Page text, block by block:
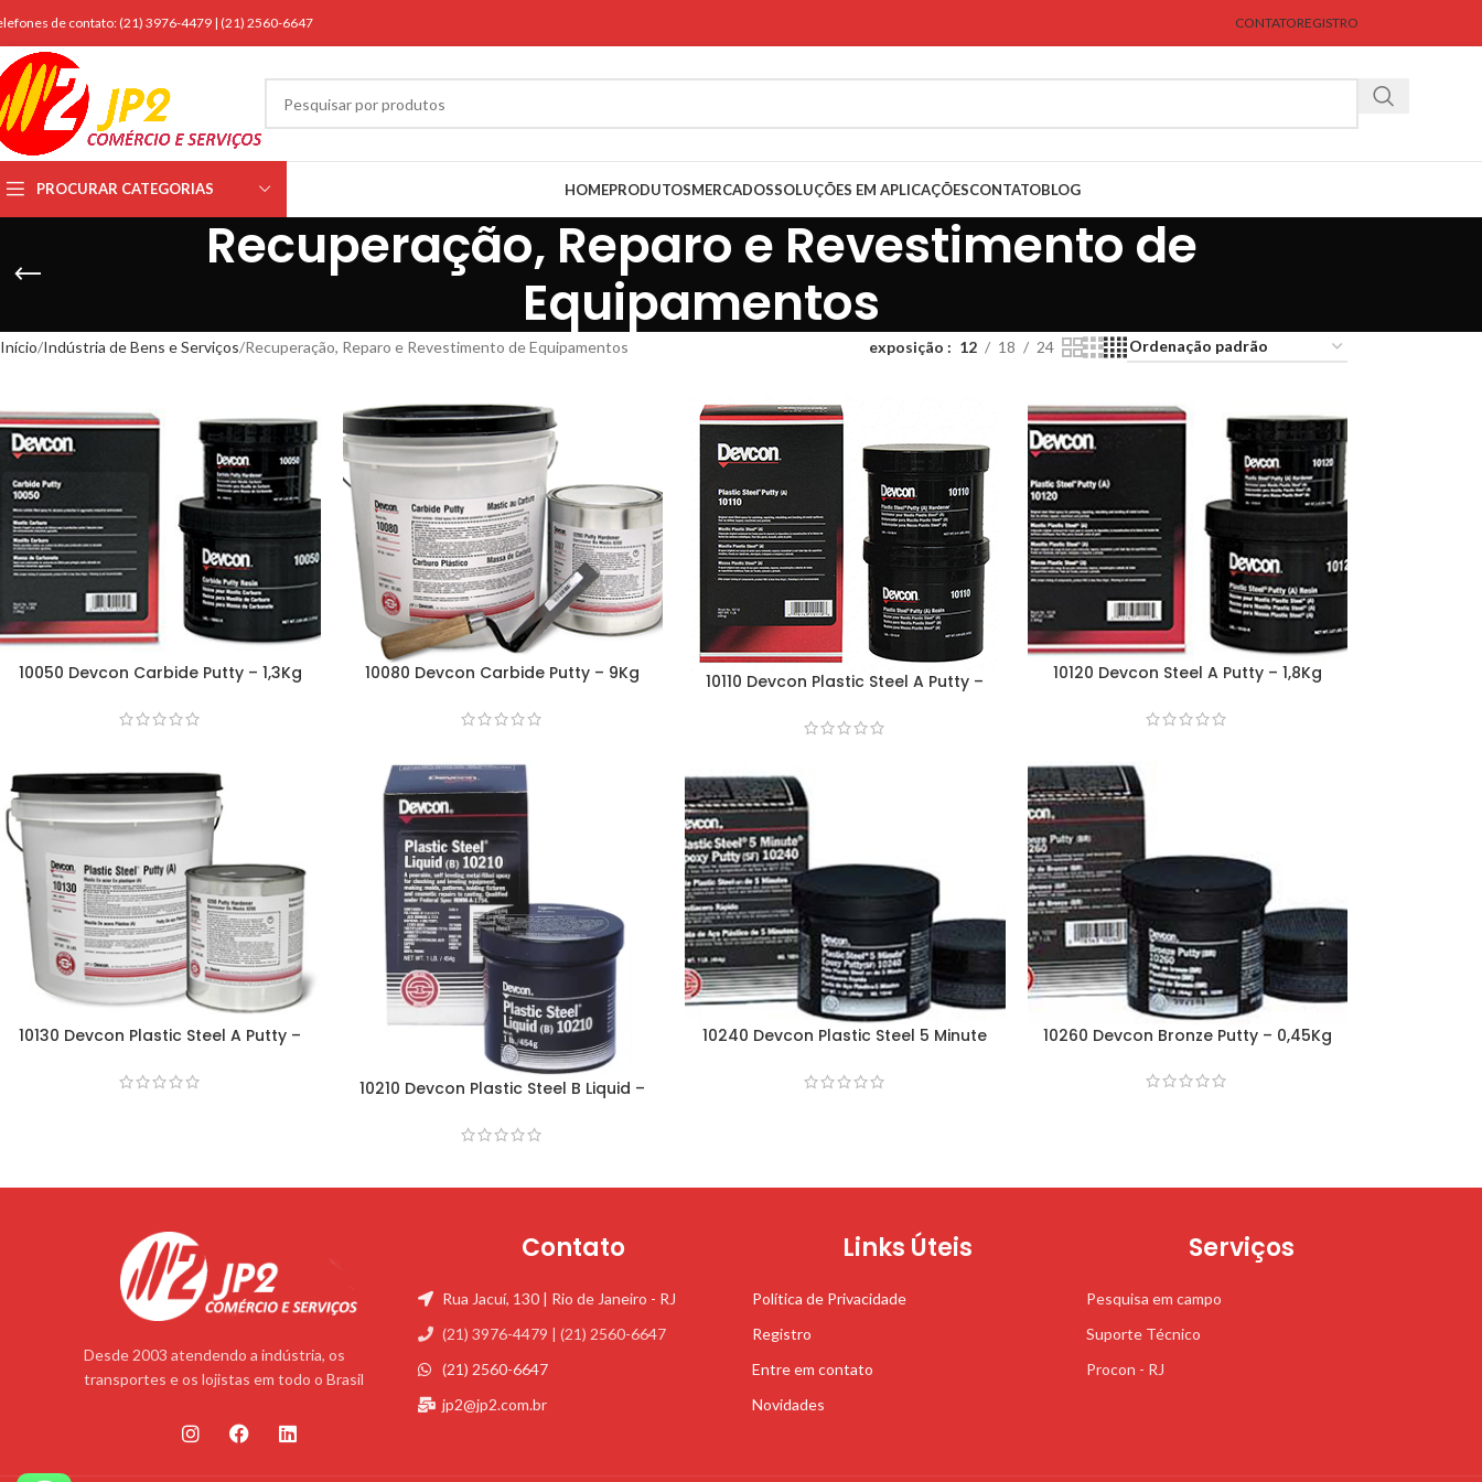
de contato: (21) 3976-4479 | (21) 2560-6647 CONTATOREGISTRO
PROCURAR CATEGORIAS HOMEPRODUTOSMERCADOSSOLUÇÕES EM APLICAÇÕESCONTATOBLOG
Recuperação, Reparo e Revestimento de
Equipamentos
Início Indústria de Bens e Serviços Recuperação, Reparo e Revestimento de Equipamentos exposição 12 18 24
10050 Devcon Carbide Putty – 1,3Kg 10080 Devcon Carbide Putty – 9Kg
10110 Devcon Plastic Steel A Putty –
10120 Devcon Steel A Putty – 1,8Kg
10130 Devcon Plastic Steel A Putty –
10210 Devcon Plastic Steel B Liquid –
10240 Devcon Plastic Steel 5 Minute
10260 Devcon Bronze Putty – 0,45Kg
Desde 2003 atendendo a indústria, os
transportes e os lojistas em todo o Brasil
Contato
Rua Jacuí, 130 | Rio de Janeiro - RJ
(21) 3976-4479 | (21) 2560-6647
(21) 2560-6647
jp2@jp2.com.br
Links Úteis
Política de Privacidade
Registro
Entre em contato
Novidades
Serviços
Pesquisa em campo
Suporte Técnico
Procon - RJ